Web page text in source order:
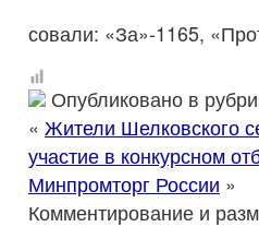
совали: «За»-1165,
Опубликовано в
« Жители Шелковского
участие в конкурсном
Минпромторг России »
Комментирование и